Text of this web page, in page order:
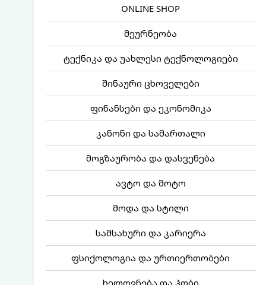
ONLINE SHOP
მეურნეობა
ტექნიკა და უახლესი ტექნოლოგიები
შინაური ცხოველები
ფინანსები და ეკონომიკა
კანონი და სამართალი
მოგზაურობა და დასვენება
ავტო და მოტო
მოდა და სტილი
სამსახური და კარიერა
ფსიქოლოგია და ურთიერთობები
ხელოვნება და ჰობი